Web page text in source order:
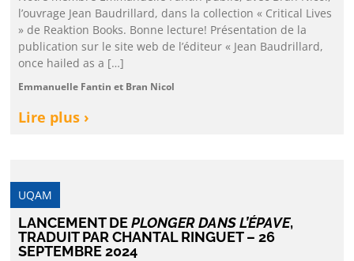
l’ouvrage Jean Baudrillard, dans la collection « Critical Lives
» de Reaktion Books. Bonne lecture! Présentation de la
publication sur le site web de l’éditeur « Jean Baudrillard,
once hailed as a […]
Emmanuelle Fantin et Bran Nicol
Lire plus ›
UQAM
LANCEMENT DEPLONGER DANS L’ÉPAVE,
TRADUIT PAR CHANTAL RINGUET – 26
SEPTEMBRE 2024